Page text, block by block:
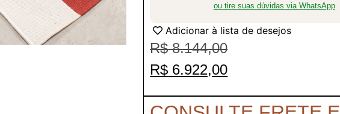
ou tire suas dúvidas via WhatsApp
Adicionar à lista de desejos
R$8.144,00
R$ 6.922,00